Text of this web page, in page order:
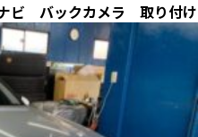
ビ バックカメラ 取り付け